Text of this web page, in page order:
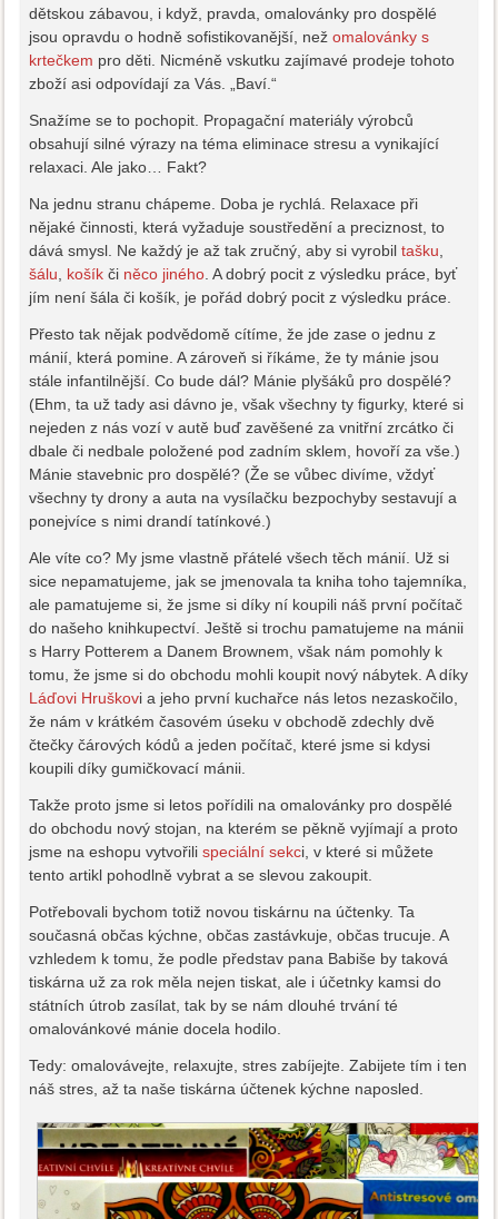
dětskou zábavou, i když, pravda, omalovánky pro dospělé
jsou opravdu o hodně sofistikovanější, nežomalovánky s
krtečkem pro děti. Nicméně vskutku zajímavé prodeje tohoto
zboží asi odpovídají za Vás. „Baví.“
Snažíme se to pochopit. Propagační materiály výrobců
obsahují silné výrazy na téma eliminace stresu a vynikající
relaxaci. Ale jako… Fakt?
Na jednu stranu chápeme. Doba je rychlá. Relaxace při
nějaké činnosti, která vyžaduje soustředění a preciznost, to
dává smysl. Ne každý je až tak zručný, aby si vyrobiltašku
šálu
košík či něco jiného . A dobrý pocit z výsledku práce, byť
jím není šála či košík, je pořád dobrý pocit z výsledku práce.
Přesto tak nějak podvědomě cítíme, že jde zase o jednu z
mánií, která pomine. A zároveň si říkáme, že ty mánie jsou
stále infantilnější. Co bude dál? Mánie plyšáků pro dospělé?
(Ehm, ta už tady asi dávno je, však všechny ty figurky, které si
nejeden z nás vozí v autě buď zavěšené za vnitřní zrcátko či
dbale či nedbale položené pod zadním sklem, hovoří za vše.)
Mánie stavebnic pro dospělé? (Že se vůbec divíme, vždyť
všechny ty drony a auta na vysílačku bezpochyby sestavují a
ponejvíce s nimi drandí tatínkové.)
Ale víte co? My jsme vlastně přátelé všech těch mánií. Už si
sice nepamatujeme, jak se jmenovala ta kniha toho tajemníka,
ale pamatujeme si, že jsme si díky ní koupili náš první počítač
do našeho knihkupectví. Ještě si trochu pamatujeme na mánii
s Harry Potterem a Danem Brownem, však nám pomohly k
tomu, že jsme si do obchodu mohli koupit nový nábytek. A díky
Láďovi Hruškovi a jeho první kuchařce nás letos nezaskočilo,
že nám v krátkém časovém úseku v obchodě zdechly dvě
čtečky čárových kódů a jeden počítač, které jsme si kdysi
koupili díky gumičkovací mánii.
Takže proto jsme si letos pořídili na omalovánky pro dospělé
do obchodu nový stojan, na kterém se pěkně vyjímají a proto
jsme na eshopu vytvořilispeciální sekci, v které si můžete
tento artikl pohodlně vybrat a se slevou zakoupit.
Potřebovali bychom totiž novou tiskárnu na účtenky. Ta
současná občas kýchne, občas zastávkuje, občas trucuje. A
vzhledem k tomu, že podle představ pana Babiše by taková
tiskárna už za rok měla nejen tiskat, ale i účetnky kamsi do
státních útrob zasílat, tak by se nám dlouhé trvání té
omalovánkové mánie docela hodilo.
Tedy: omalovávejte, relaxujte, stres zabíjejte. Zabijete tím i ten
náš stres, až ta naše tiskárna účtenek kýchne naposled.